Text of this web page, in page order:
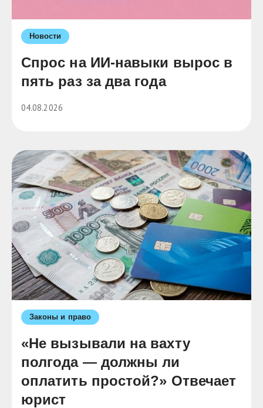
Новости
Cпрос на ИИ-навыки вырос в
пять раз за два года
04.08.2026
Законы и право
«Не вызывали на вахту
полгода — должны ли
оплатить простой?» Отвечает
юрист